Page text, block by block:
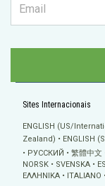
Sites Internacionais
ENGLISH (US/
Zealand)
ENGLISH
РУССКИЙ
繁體中文
NORSK
SVENSKA
ΕΛΛΗΝΙΚA
ITALIANO